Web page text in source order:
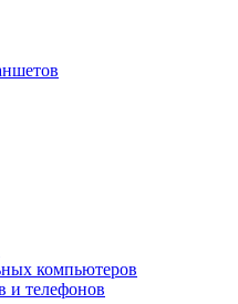
компьютеров
и телефонов